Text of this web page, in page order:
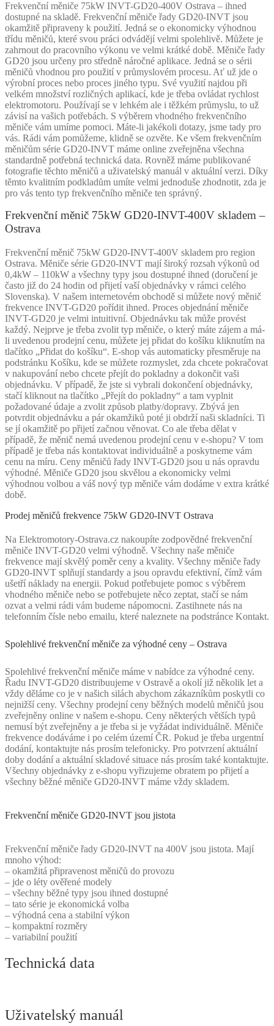
Frekvenční měniče 75kW INVT-GD20-400V Ostrava – ihned
dostupné na skladě. Frekvenční měniče řady GD20-INVT jsou
okamžitě připraveny k použití. Jedná se o ekonomicky výhodnou
třídu měničů, které svou práci odvádějí velmi spolehlivě. Můžete je
zahrnout do pracovního výkonu ve velmi krátké době. Měniče řady
GD20 jsou určeny pro středně náročné aplikace. Jedná se o sérii
měničů vhodnou pro použití v průmyslovém procesu. Ať už jde o
výrobní proces nebo proces jiného typu. Své využití najdou při
velkém množství rozličných aplikací, kde je třeba ovládat rychlost
elektromotoru. Používají se v lehkém ale i těžkém průmyslu, to už
závisí na vašich potřebách. S výběrem vhodného frekvenčního
měniče vám umíme pomoci. Máte-li jakékoli dotazy, jsme tady pro
vás. Rádi vám pomůžeme, klidně se ozvěte. Ke všem frekvenčním
měničům série GD20-INVT máme online zveřejněna všechna
standardně potřebná technická data. Rovněž máme publikované
fotografie těchto měničů a uživatelský manuál v aktuální verzi. Díky
těmto kvalitním podkladům umíte velmi jednoduše zhodnotit, zda je
pro vás tento typ frekvenčního měniče ten správný.
Frekvenční měnič 75kW GD20-INVT-400V skladem –
Ostrava
Frekvenční měnič 75kW GD20-INVT-400V skladem pro region
Ostrava. Měniče série GD20-INVT mají široký rozsah výkonů od
0,4kW – 110kW a všechny typy jsou dostupné ihned (doručení je
často již do 24 hodin od přijetí vaší objednávky v rámci celého
Slovenska). V našem internetovém obchodě si můžete nový měnič
frekvence INVT-GD20 pořídit ihned. Proces objednání měniče
INVT-GD20 je velmi intuitivní. Objednávku tak může provést
každý. Nejprve je třeba zvolit typ měniče, o který máte zájem a má-
li uvedenou prodejní cenu, můžete jej přidat do košíku kliknutím na
tlačítko „Přidat do košíku“. E-shop vás automaticky přesměruje na
podstránku Košíku, kde se můžete rozmyslet, zda chcete pokračovat
v nakupování nebo chcete přejít do pokladny a dokončit vaši
objednávku. V případě, že jste si vybrali dokončení objednávky,
stačí kliknout na tlačítko „Přejít do pokladny“ a tam vyplnit
požadované údaje a zvolit způsob platby/dopravy. Zbývá jen
potvrdit objednávku a pár okamžiků poté ji obdrží naši skladníci. Ti
se jí okamžitě po přijetí začnou věnovat. Co ale třeba dělat v
případě, že měnič nemá uvedenou prodejní cenu v e-shopu? V tom
případě je třeba nás kontaktovat individuálně a poskytneme vám
cenu na míru. Ceny měničů řady INVT-GD20 jsou u nás opravdu
výhodné. Měniče GD20 jsou skvělou a ekonomicky velmi
výhodnou volbou a váš nový typ měniče vám dodáme v extra krátké
době.
Prodej měničů frekvence 75kW GD20-INVT Ostrava
Na Elektromotory-Ostrava.cz nakoupíte zodpovědné frekvenční
měniče INVT-GD20 velmi výhodně. Všechny naše měniče
frekvence mají skvělý poměr ceny a kvality. Všechny měniče řady
GD20-INVT splňují standardy a jsou opravdu efektivní, čímž vám
ušetří náklady na energii. Pokud potřebujete pomoc s výběrem
vhodného měniče nebo se potřebujete něco zeptat, stačí se nám
ozvat a velmi rádi vám budeme nápomocni. Zastihnete nás na
telefonním čísle nebo emailu, které naleznete na podstránce Kontakt.
Spolehlivé frekvenční měniče za výhodné ceny – Ostrava
Spolehlivé frekvenční měniče máme v nabídce za výhodné ceny.
Řadu INVT-GD20 distribuujeme v Ostravě a okolí již několik let a
vždy děláme co je v našich silách abychom zákazníkům poskytli co
nejnižší ceny. Všechny prodejní ceny běžných modelů měničů jsou
zveřejněny online v našem e-shopu. Ceny některých větších typů
nemusí být zveřejněny a je třeba si je vyžádat individuálně. Měniče
frekvence dodáváme i po celém území ČR. Pokud je třeba urgentní
dodání, kontaktujte nás prosím telefonicky. Pro potvrzení aktuální
doby dodání a aktuální skladové situace nás prosím také kontaktujte.
Všechny objednávky z e-shopu vyřizujeme obratem po přijetí a
všechny běžné měniče GD20-INVT máme vždy skladem.
Frekvenční měniče GD20-INVT jsou jistota
Frekvenční měniče řady GD20-INVT na 400V jsou jistota. Mají
mnoho výhod:
– okamžitá připravenost měničů do provozu
– jde o léty ověřené modely
– všechny běžné typy jsou ihned dostupné
– tato série je ekonomická volba
– výhodná cena a stabilní výkon
– kompaktní rozměry
– variabilní použití
Technická data
Uživatelský manuál